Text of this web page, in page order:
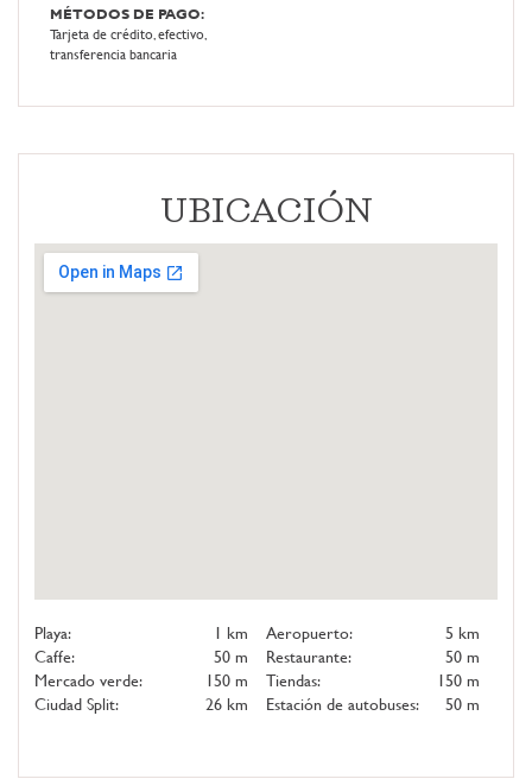
MÉTODOS DE PAGO:
Tarjeta de crédito, efectivo,
transferencia bancaria
UBICACIÓN
Playa: 1 km Aeropuerto:
5 km
Caffe:
50 m Restaurante:
50 m
Mercado verde:
150 m Tiendas:
150 m
Ciudad Split:
26 km Estación de autobuses: 50 m